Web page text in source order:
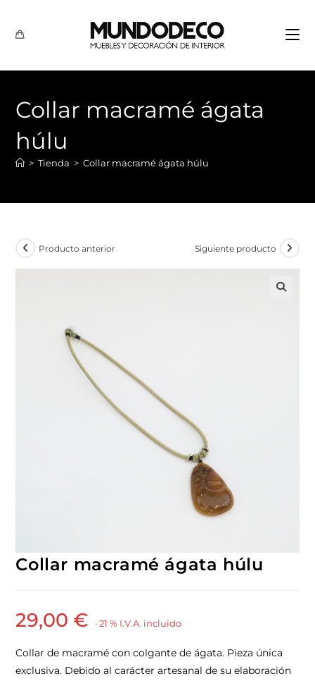
Collar macramé ágata
húlu
> Tienda > Collar macramé ágata húlu
Producto anterior Siguiente producto
Collar macramé ágata húlu
29,00€ · 21 % I.V.A. incluido
Collar de macramé con colgante de ágata. Pieza única
exclusiva. Debido al carácter artesanal de su elaboración